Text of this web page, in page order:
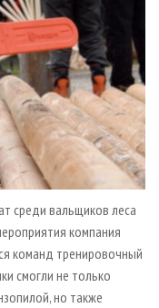
среди вальщиков леса
компания
команд тренировочный
смогли не только
но также